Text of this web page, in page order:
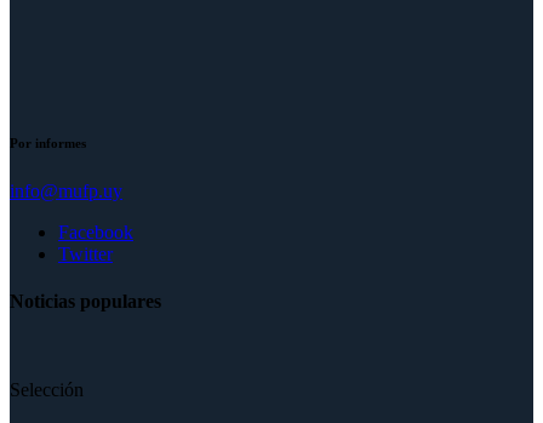
Por informes
info@mufp.uy
Facebook
Twitter
Noticias populares
Selección